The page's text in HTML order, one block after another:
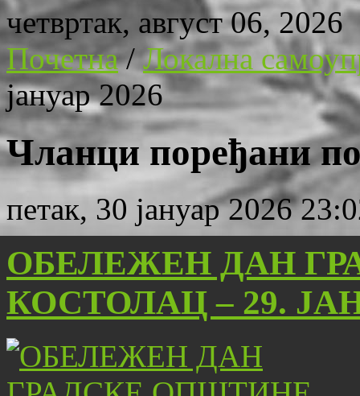
четвртак, август 06, 2026
Почетна/Локална
јануар 2026
Чланци поређани
петак, 30 јануар 2026
ОБЕЛЕЖЕН ДАН
КОСТОЛАЦ – 29.